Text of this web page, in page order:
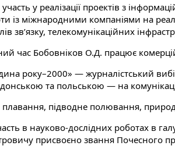
у реалізації проектів з
із міжнародними компаніями на
зв’язку, телекомунікаційних
час Бобовніков О.Д. працює
року–2000» — журналістський
та польською — на
плавання, підводне полювання,
в науково-дослідних роботах в
присвоєно звання Почесного